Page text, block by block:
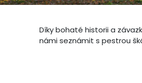
Díky bohaté historii a
námi seznámit s pestrou